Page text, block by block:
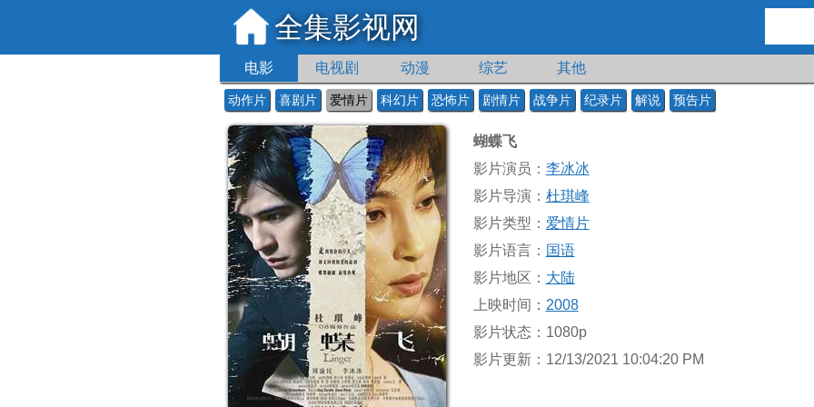
全集影视网
电影 电视剧 动漫 综艺 其他
动作片 喜剧片 爱情片 科幻片 恐怖片 剧情片 战争片 纪录片 解说 预告片
蝴蝶飞
影片演员： 李冰冰
影片导演： 杜琪峰
影片类型： 爱情片
影片语言： 国语
影片地区： 大陆
上映时间： 2008
影片状态：1080p
影片更新：12/13/2021 10:04:20 PM